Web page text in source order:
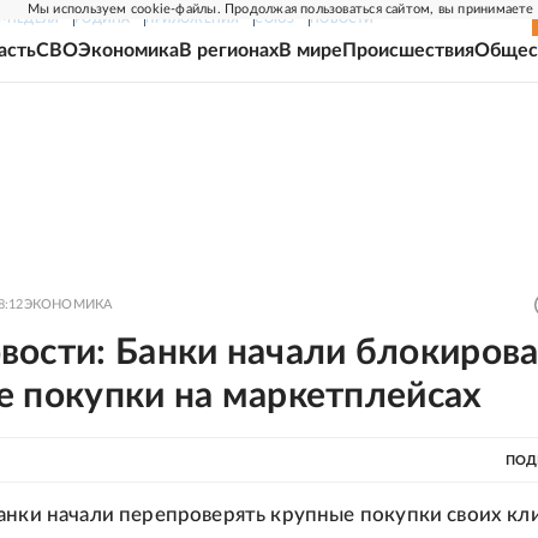
Мы используем cookie-файлы. Продолжая пользоваться сайтом, вы принимаете
НЕДЕЛЯ РОДИНА ПРИЛОЖЕНИЯ СОЮЗ НОВОСТИ
СВОЭкономикаВ регионахВ мире Происшествия
ЭКОНОМИКА
Банки начали
покупки на маркетплейсах
начали перепроверять крупные покупки своих